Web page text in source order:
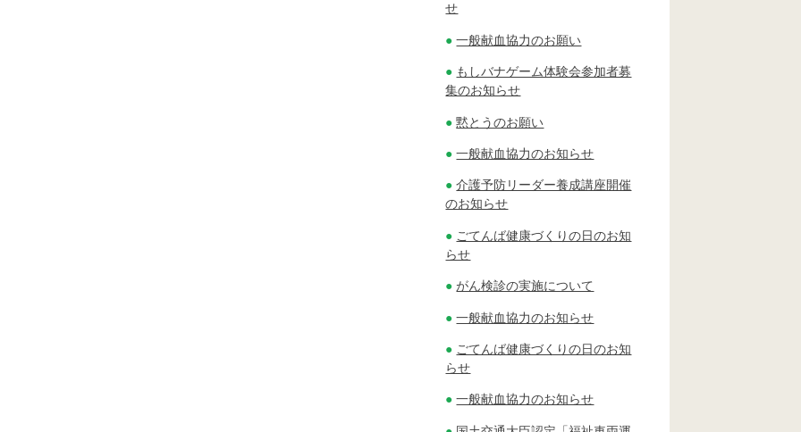
せ
一般献血協力のお願い
もしバナゲーム体験会参加者募
集のお知らせ
黙とうのお願い
一般献血協力のお知らせ
介護予防リーダー養成講座開催
のお知らせ
ごてんば健康づくりの日のお知
らせ
がん検診の実施について
一般献血協力のお知らせ
ごてんば健康づくりの日のお知
らせ
一般献血協力のお知らせ